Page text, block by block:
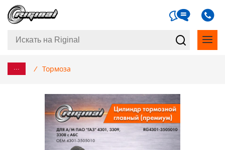
... / Тормоза